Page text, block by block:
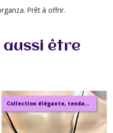
Prêt à offrir.
aussi être
Collection élégante, tendance, moderne, de bijoux en ambre, pierre, perles.